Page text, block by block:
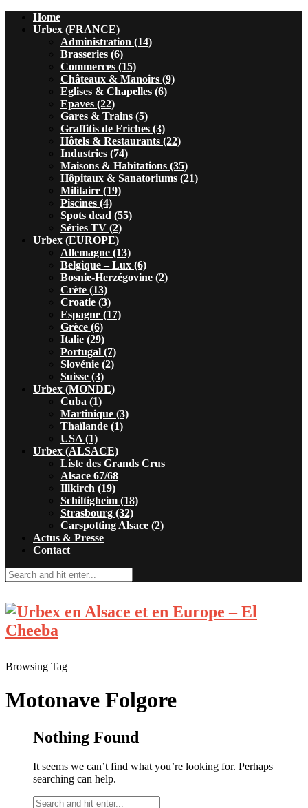
Home
Urbex (FRANCE)
Administration (14)
Brasseries (6)
Commerces (15)
Châteaux & Manoirs (9)
Eglises & Chapelles (6)
Epaves (22)
Gares & Trains (5)
Graffitis de Friches (3)
Hôtels & Restaurants (22)
Industries (74)
Maisons & Habitations (35)
Hôpitaux & Sanatoriums (21)
Militaire (19)
Piscines (4)
Spots dead (55)
Séries TV (2)
Urbex (EUROPE)
Allemagne (13)
Belgique – Lux (6)
Bosnie-Herzégovine (2)
Crète (13)
Croatie (3)
Espagne (17)
Grèce (6)
Italie (29)
Portugal (7)
Slovénie (2)
Suisse (3)
Urbex (MONDE)
Cuba (1)
Martinique (3)
Thaïlande (1)
USA (1)
Urbex (ALSACE)
Liste des Grands Crus
Alsace 67/68
Illkirch (19)
Schiltigheim (18)
Strasbourg (32)
Carspotting Alsace (2)
Actus & Presse
Contact
Browsing Tag
Motonave Folgore
Nothing Found
It seems we can’t find what you’re looking for. Perhaps
searching can help.